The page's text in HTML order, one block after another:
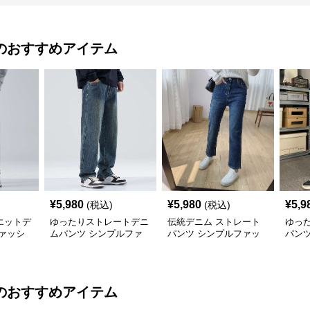
おすすめアイテム
ットデ
ッシ
¥5,980 (税込)
ゆったりストレートデニ
ムパンツ シンプルファ
¥5,980 (税込)
伝統デニム ストレート
パンツ シンプルファッ
¥
ゆっ
パン
おすすめアイテム